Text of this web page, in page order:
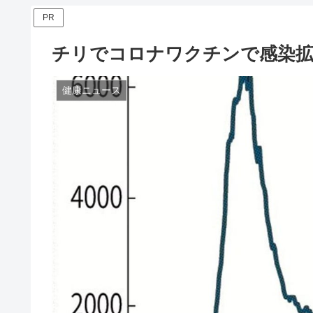
PR
チリでコロナワクチンで感染
健康ニュース